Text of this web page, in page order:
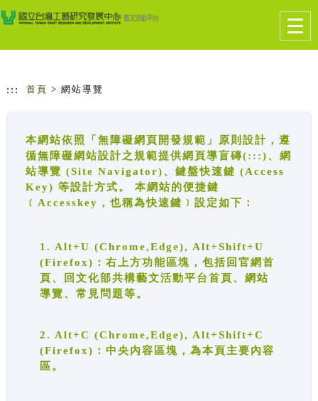
跳到主要內容
網站導覽
::: 首頁 > 網站導覽
本網站依照「無障礙網頁開發規範」原則設計，遵
循無障礙網站設計之規範提供網頁導盲磚(:::)、網
站導覽 (Site Navigator)、鍵盤快速鍵 (Access
Key) 等設計方式。 本網站的便捷鍵
﹝Accesskey，也稱為快速鍵﹞設定如下：
1. Alt+U (Chrome,Edge), Alt+Shift+U
(Firefox)：右上方功能區塊，包括回官網首
頁、回文化部共構藝文活動平台首頁、網站
導覽、常見問題等。
2. Alt+C (Chrome,Edge), Alt+Shift+C
(Firefox)：中央內容區塊，為本頁主要內容
區。